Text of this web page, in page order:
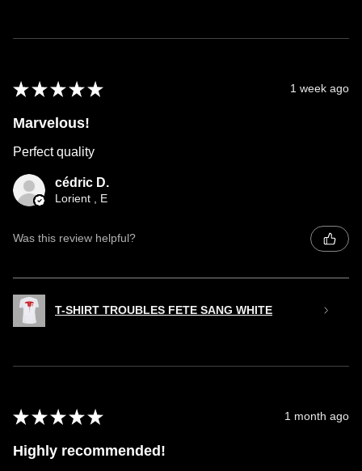
★ ★ ★ ★ ★ 1 week ago
Marvelous!
Perfect quality
cédric D.
Lorient , E
Was this review helpful?
T-SHIRT TROUBLES FETE SANG WHITE
★ ★ ★ ★ ★ 1 month ago
Highly recommended!